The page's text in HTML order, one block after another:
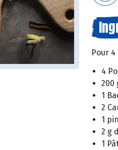
Pour
4
200
1
2
1
2 g
1